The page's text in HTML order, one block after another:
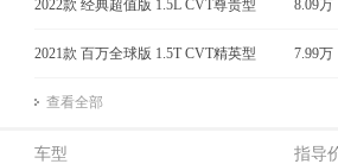
2022款 经典超值版 1.5L CVT尊贵型 8.09万
2021款 百万全球版 1.5T CVT精英型 7.99万
查看全部
车型 指导